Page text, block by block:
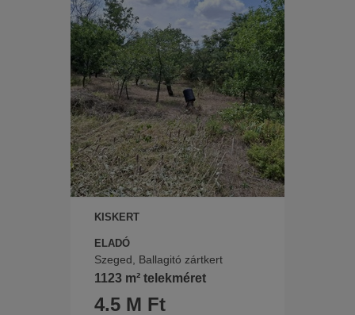
KISKERT
ELADÓ
Szeged, Ballagitó zártkert
1123 m² telekméret
4.5 M Ft